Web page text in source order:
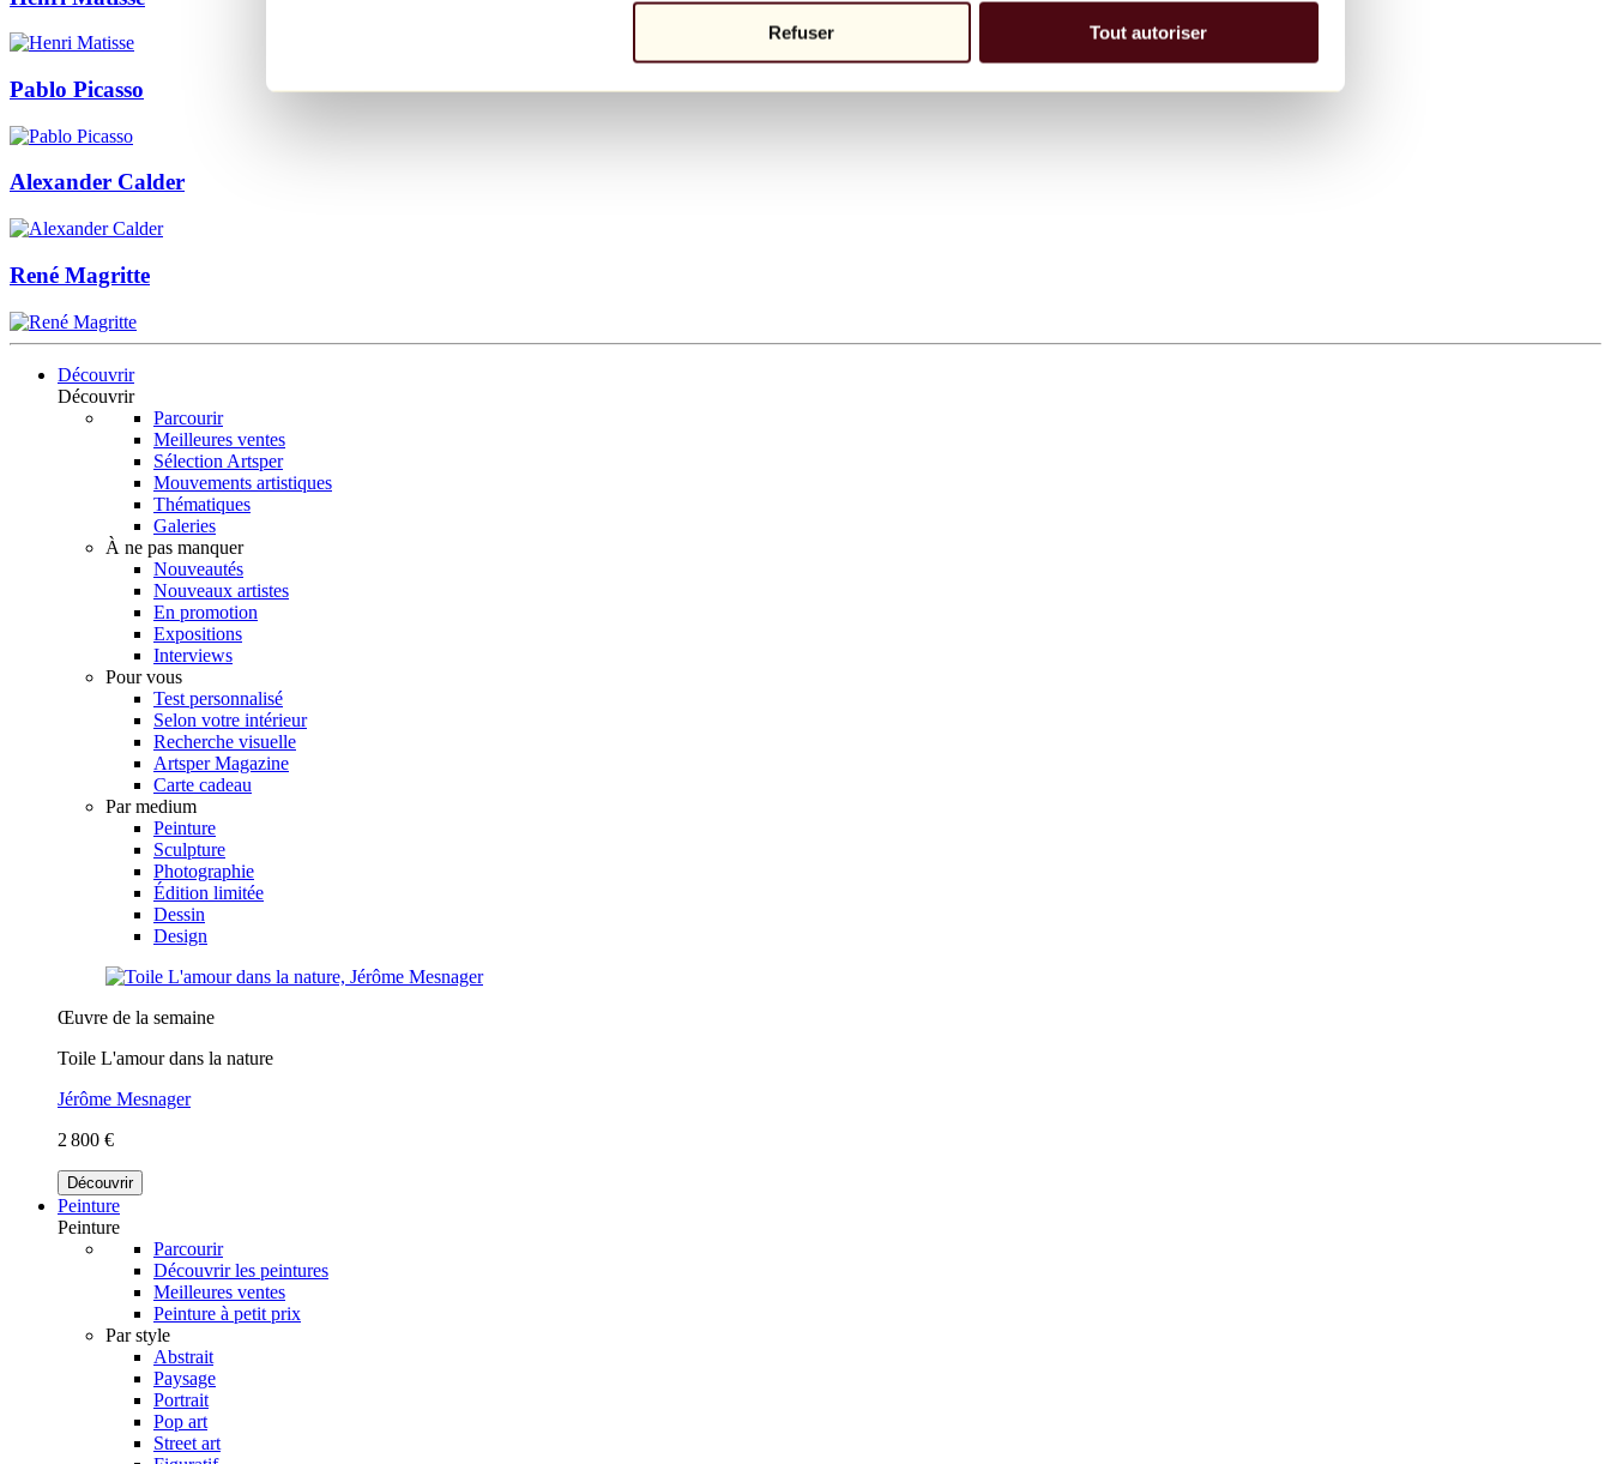
Refuser Tout autoriser
Pablo Picasso
Alexander Calder
René Magritte
Découvrir
Découvrir
Parcourir
Meilleures ventes
Sélection Artsper
Mouvements artistiques
Thématiques
Galeries
À ne pas manquer
Nouveautés
Nouveaux artistes
En promotion
Expositions
Interviews
Pour vous
Test personnalisé
Selon votre intérieur
Recherche visuelle
Artsper Magazine
Carte cadeau
Par medium
Peinture
Sculpture
Photographie
Édition limitée
Dessin
Design
Œuvre de la semaine
Toile L'amour dans la nature
Jérôme Mesnager
2 800 €
Découvrir
Peinture
Peinture
Parcourir
Découvrir les peintures
Meilleures ventes
Peinture à petit prix
Par style
Abstrait
Paysage
Portrait
Pop art
Street art